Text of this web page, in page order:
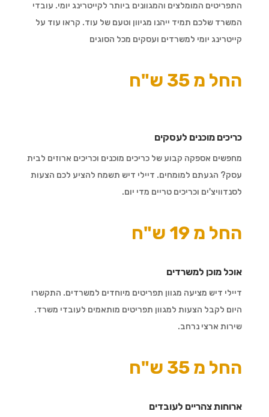
התפריטים המומלצים והמגוונים ביותר לקייטרינג יומי. עובדי
המשרד שלכם תמיד ייהנו מגיוון וטעם של עוד. קראו עוד על
קייטרינג יומי למשרדים ועסקים מכל הסוגים
החל מ 35 ש"ח
כריכים מוכנים לעסקים
מחפשים אספקה קבוע של כריכים מוכנים וכריכים ארוזים לבית
עסק? הגעתם למומחים. דיילי דיש תשמח להציע לכם הצעות
לסנדוויצ'ים וכריכים טריים מדי יום.
החל מ 19 ש"ח
אוכל מוכן למשרדים
דיילי דיש מציעה מגוון תפריטים מיוחדים למשרדים. התקשרו
היום לקבל הצעות למגוון תפריטים מותאמים לעובדי משרד.
שירות ארצי נרחב.
החל מ 35 ש"ח
ארוחות צהריים לעובדים